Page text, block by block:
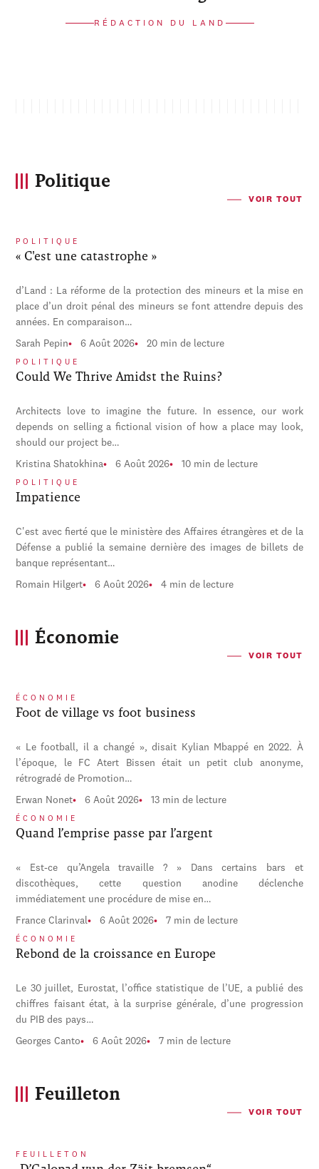
RÉDACTION DU LAND
Politique
VOIR TOUT
POLITIQUE
« C'est une catastrophe »
d’Land : La réforme de la protection des mineurs et la mise en
place d’un droit pénal des mineurs se font attendre depuis des
années. En comparaison…
Sarah Pepin 6 Août 2026 20 min de lecture
POLITIQUE
Could We Thrive Amidst the Ruins?
Architects love to imagine the future. In essence, our work
depends on selling a fictional vision of how a place may look,
should our project be…
Kristina Shatokhina 6 Août 2026 10 min de lecture
POLITIQUE
Impatience
C'est avec fierté que le ministère des Affaires étrangères et de la
Défense a publié la semaine dernière des images de billets de
banque représentant…
Romain Hilgert 6 Août 2026 4 min de lecture
Économie
VOIR TOUT
ÉCONOMIE
Foot de village vs foot business
« Le football, il a changé », disait Kylian Mbappé en 2022. À
l’époque, le FC Atert Bissen était un petit club anonyme,
rétrogradé de Promotion…
Erwan Nonet 6 Août 2026 13 min de lecture
ÉCONOMIE
Quand l’emprise passe par l’argent
« Est-ce qu’Angela travaille ? » Dans certains bars et
discothèques, cette question anodine déclenche
immédiatement une procédure de mise en…
France Clarinval 6 Août 2026 7 min de lecture
ÉCONOMIE
Rebond de la croissance en Europe
Le 30 juillet, Eurostat, l’office statistique de l’UE, a publié des
chiffres faisant état, à la surprise générale, d’une progression
du PIB des pays…
Georges Canto 6 Août 2026 7 min de lecture
Feuilleton
VOIR TOUT
FEUILLETON